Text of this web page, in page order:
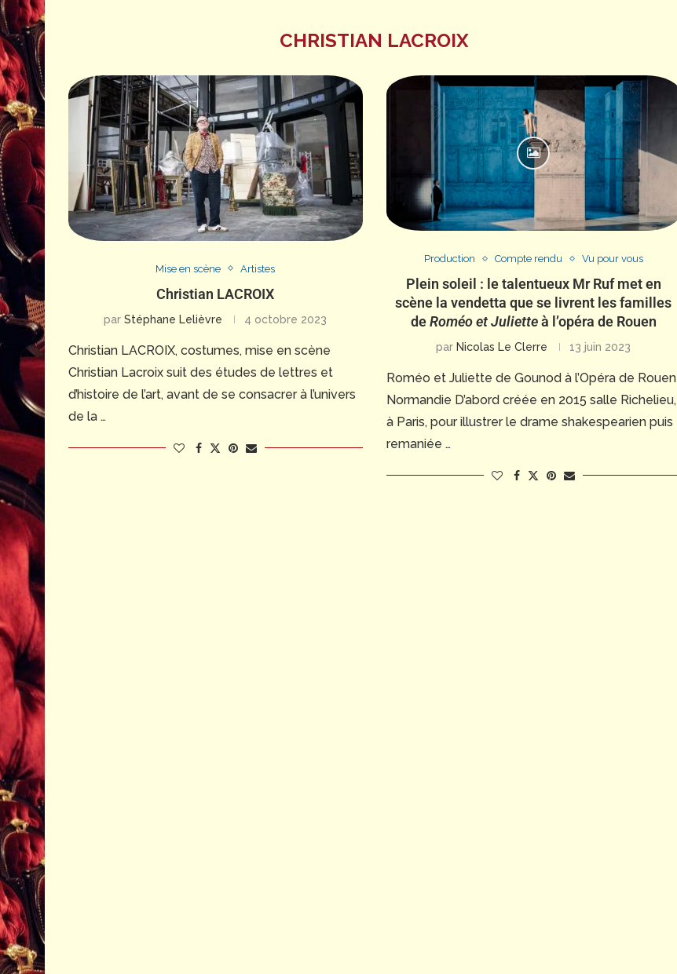
CHRISTIAN LACROIX
Mise en scène Artistes
Christian LACROIX
parStéphane Lelièvre 4 octobre 2023
Christian LACROIX, costumes, mise en scène
Christian Lacroix suit des études de lettres et
d’histoire de l’art, avant de se consacrer à l’univers
de la …
Production Compte rendu Vu pour vous
Plein soleil : le talentueux Mr Ruf met en
scène la vendetta que se livrent les familles
deRoméo et Julietteà l’opéra de Rouen
par Nicolas Le Clerre 13 juin 2023
Roméo et Juliette de Gounod à l’Opéra de Rouen
Normandie D’abord créée en 2015 salle Richelieu,
à Paris, pour illustrer le drame shakespearien puis
remaniée …